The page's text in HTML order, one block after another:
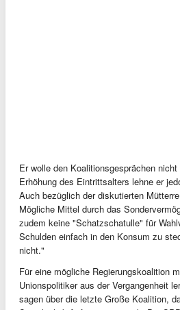
Er wolle den Koalitionsgesprächen
Erhöhung des Eintrittsalters lehne er
Auch bezüglich der diskutierten
Mögliche Mittel durch das
zudem keine "Schatzschatulle" für
Schulden einfach in den Konsum zu
nicht."
Für eine mögliche Regierungskoalition
Unionspolitiker aus der Vergangenheit
sagen über die letzte Große Koalition,